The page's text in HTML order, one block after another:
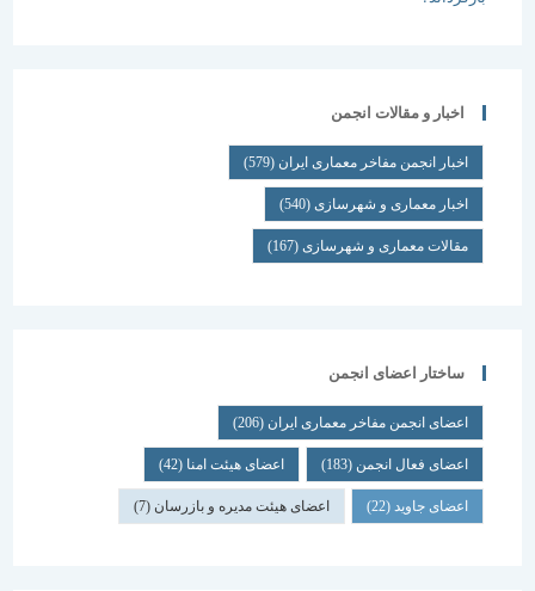
اخبار و مقالات انجمن
اخبار انجمن مفاخر معماری ایران (579)
اخبار معماری و شهرسازی(540)
مقالات معماری و شهرسازی(167)
ساختار اعضای انجمن
اعضای انجمن مفاخر معماری ایران (206)
اعضای فعال انجمن(183) اعضای هیئت امنا(42)
اعضای جاوید(22) اعضای هیئت مدیره و بازرسان(7)